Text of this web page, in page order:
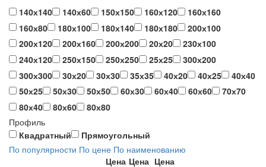
140х140
140х60 150х150 160х120
160х160
160х80
180х100 180х140 180х180
200х100
200х120
200х160 200х200 20х20
230х100
240х120
250х150 250х250 25х25
300х200
300х300
30х20 30х30 35х35 40х20 40х25
40х40
50х25
50х30 50х50 60х30 60х40 60х60
70х70
80х40
80х60
80х80
Профиль
Квадратный
Прямоугольный
По популярности По цене По наименованию
Цена Цена Цена